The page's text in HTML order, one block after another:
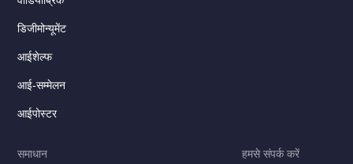
डिजीमोन्यूमेंट
आईशेल्फ
आई-सम्मेलन
आईपोस्टर
समाधान हमसे संपर्क करें
Korean
Italian
Dutch